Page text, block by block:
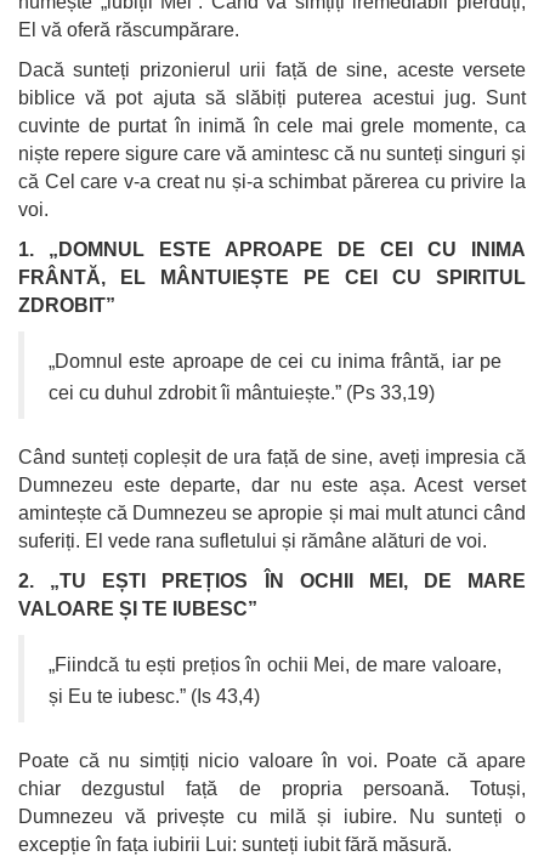
El vă oferă răscumpărare.
Dacă sunteți prizonierul urii față de sine, aceste versete
biblice vă pot ajuta să slăbiți puterea acestui jug. Sunt
cuvinte de purtat în inimă în cele mai grele momente, ca
niște repere sigure care vă amintesc că nu sunteți singuri și
că Cel care v-a creat nu și-a schimbat părerea cu privire la
voi.
1. „DOMNUL ESTE APROAPE DE CEI CU INIMA
FRÂNTĂ, EL MÂNTUIEȘTE PE CEI CU SPIRITUL
ZDROBIT”
„Domnul este aproape de cei cu inima frântă, iar pe
cei cu duhul zdrobit îi mântuiește.” (Ps 33,19)
Când sunteți copleșit de ura față de sine, aveți impresia că
Dumnezeu este departe, dar nu este așa. Acest verset
amintește că Dumnezeu se apropie și mai mult atunci când
suferiți. El vede rana sufletului și rămâne alături de voi.
2. „TU EȘTI PREȚIOS ÎN OCHII MEI, DE MARE
VALOARE ȘI TE IUBESC”
„Fiindcă tu ești prețios în ochii Mei, de mare valoare,
și Eu te iubesc.” (Is 43,4)
Poate că nu simțiți nicio valoare în voi. Poate că apare
chiar dezgustul față de propria persoană. Totuși,
Dumnezeu vă privește cu milă și iubire. Nu sunteți o
excepție în fața iubirii Lui: sunteți iubit fără măsură.